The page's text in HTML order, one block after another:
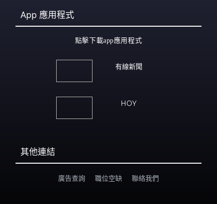
App 應用程式
點擊下載app應用程式
有線新聞
HOY
其他連結
廣告查詢 職位空缺 聯絡我們